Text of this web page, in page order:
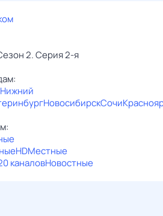
2. Серия 2-я
Нижний
НовосибирскСочи
HDМестные
каналовНовостные